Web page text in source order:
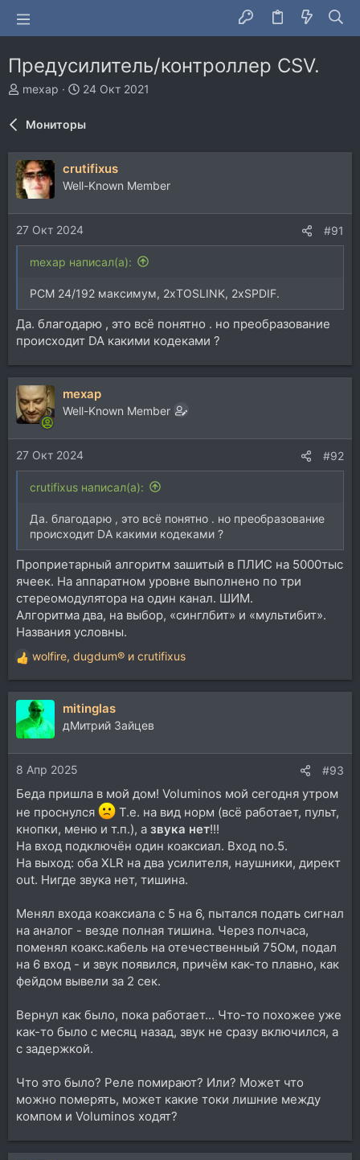
Предусилитель/контроллер CSV.
А
т
р
т
е
м
mexap
Д
н
а
ч
24 Окт 2021
Мониторы
crutifixus
Well-Known Member
27 Окт 2024 #91
mexap написал(а):
PCM 24/192 максимум, 2хTOSLINK, 2xSPDIF.
Да. благодарю , это всё понятно . но преобразование
происходит DA какими кодеками ?
mexap
Well-Known Member
27 Окт 2024 #92
crutifixus написал(а):
Да. благодарю , это всё понятно . но преобразование
происходит DA какими кодеками ?
Проприетарный алгоритм зашитый в ПЛИС на 5000тыс
ячеек. На аппаратном уровне выполнено по три
стереомодулятора на один канал. ШИМ.
Алгоритма два, на выбор, «синглбит» и «мультибит».
Названия условны.
Р
е
а
ц
и
и
:
wolfire, dugdum® и crutifixus
mitinglas
дМитрий Зайцев
8 Апр 2025 #93
Беда пришла в мой дом! Voluminos мой сегодня утром
не проснулся
Т.е. на вид норм (всё работает, пульт,
кнопки, меню и т.п.), а звука нет!!!
На вход подключён один коаксиал. Вход no.5.
На выход: оба XLR на два усилителя, наушники, директ
out. Нигде звука нет, тишина.
Менял входа коаксиала с 5 на 6, пытался подать сигнал
на аналог - везде полная тишина. Через полчаса,
поменял коакс.кабель на отечественный 75Ом, подал
на 6 вход - и звук появился, причём как-то плавно, как
фейдом вывели за 2 сек.
Вернул как было, пока работает... Что-то похожее уже
как-то было с месяц назад, звук не сразу включился, а
с задержкой.
Что это было? Реле помирают? Или? Может что
можно померять, может какие токи лишние между
компом и Voluminos ходят?